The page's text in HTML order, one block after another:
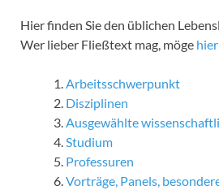
Hier finden Sie den üblichen
Wer lieber Fließtext mag, möge hier
Arbeitsschwerpunkt
Disziplinen
Ausgewählte
Studium
Professuren
Vorträge, Panels,